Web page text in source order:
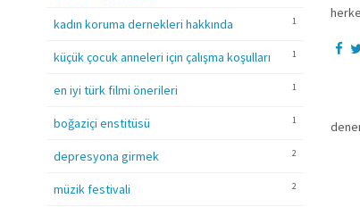
1
kadın koruma dernekleri hakkında
1
küçük çocuk anneleri için çalışma koşulları
1
en iyi türk filmi önerileri
1
boğaziçi enstitüsü
2
depresyona girmek
2
müzik festivali